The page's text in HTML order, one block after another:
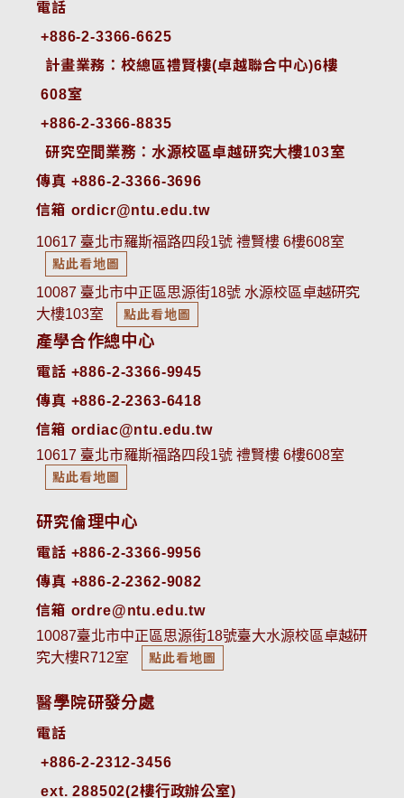
電話
+886-2-3366-6625
計畫業務：校總區禮賢樓(卓越聯合中心)6樓
608室
+886-2-3366-8835
研究空間業務：水源校區卓越研究大樓103室
傳真 +886-2-3366-3696
信箱 ordicr@ntu.edu.tw
10617 臺北市羅斯福路四段1號 禮賢樓 6樓608室
點此看地圖
10087 臺北市中正區思源街18號 水源校區卓越研究
大樓103室
點此看地圖
產學合作總中心
電話 +886-2-3366-9945
傳真 +886-2-2363-6418
信箱 ordiac@ntu.edu.tw
10617 臺北市羅斯福路四段1號 禮賢樓 6樓608室
點此看地圖
研究倫理中心
電話 +886-2-3366-9956
傳真 +886-2-2362-9082
信箱 ordre@ntu.edu.tw
10087臺北市中正區思源街18號臺大水源校區卓越研
究大樓R712室
點此看地圖
醫學院研發分處
電話
ext. 288502(2樓行政辦公室)